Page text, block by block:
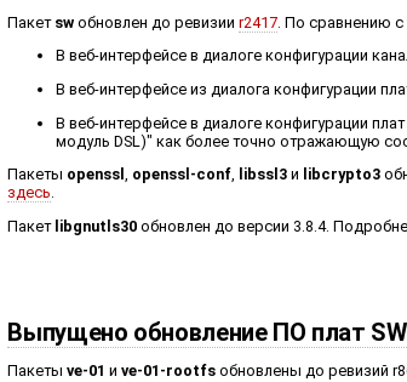
Пакет sw обновлен до ревизииr2417 . По сравнению
В веб-интерфейсе в диалоге конфигурации
В веб-интерфейсе из диалога конфигурации
В веб-интерфейсе в диалоге конфигурации
модуль DSL)" как более точно отражающую
Пакеты openssl, openssl-conf, libssl3 и libcrypto3
здесь.
Пакет libgnutls30 обновлен до версии 3.8.4.
Выпущено обновление ПО плат
Пакетыve-01 иve-01-rootfs обновлены до ревизий